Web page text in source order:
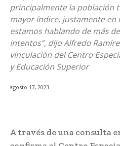
principalmente la población
mayor índice, justamente en
estamos hablando de más
intentos”, dijo Alfredo
vinculación del Centro
y Educación Superior
agosto 17, 2023
A través de una consulta